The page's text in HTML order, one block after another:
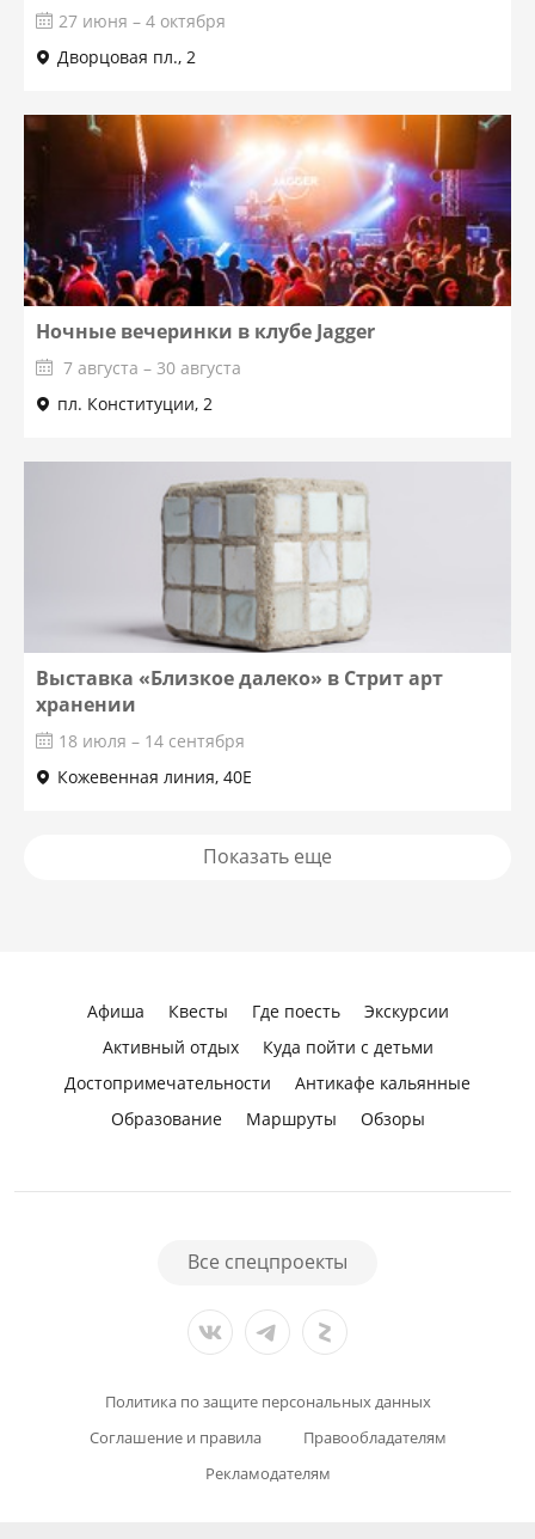
27 июня – 4 октября
Дворцовая пл., 2
Ночные вечеринки в клубе Jagger
7 августа – 30 августа
пл. Конституции, 2
Выставка «Близкое далеко» в Стрит арт
хранении
18 июля – 14 сентября
Кожевенная линия, 40Е
Показать еще
Афиша Квесты Где поесть
Экскурсии
Активный отдых
Куда пойти с детьми
Достопримечательности
Антикафе кальянные
Образование
Маршруты Обзоры
Все спецпроекты
Политика по защите персональных данных
Соглашение и правила
Правообладателям
Рекламодателям